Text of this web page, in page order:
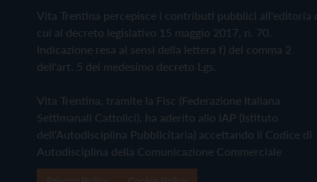
Vita Trentina percepisce i contributi pubblici all'editoria
cui al decreto legislativo 15 maggio 2017, n. 70.
Indicazione resa ai sensi della lettera f) del comma 2
dell'art. 5 del medesimo decreto Lgs.
Vita Trentina, tramite la Fisc (Federazione Italiana
Settimanali Cattolici), ha aderito allo IAP (Istituto
dell'Autodisciplina Pubblicitaria) accettando il Codice di
Autodisciplina della Comunicazione Commerciale